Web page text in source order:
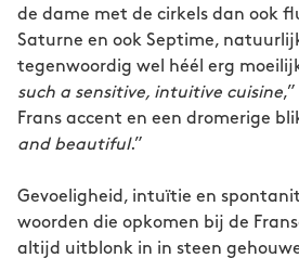
de dame met de cirkels dan ook
Saturne en ook Septime,
tegenwoordig wel héél erg
such a sensitive, intuitive cuisine
Frans accent en een dromerige
and beautiful.”
Gevoeligheid, intuïtie en
woorden die opkomen bij de
altijd uitblonk in in steen